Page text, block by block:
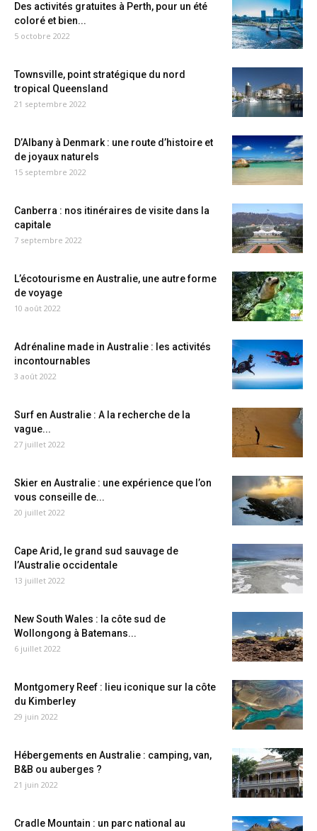
Des activités gratuites à Perth, pour un été
coloré et bien...
5 octobre 2022
Townsville, point stratégique du nord
tropical Queensland
21 septembre 2022
D’Albany à Denmark : une route d’histoire et
de joyaux naturels
15 septembre 2022
Canberra : nos itinéraires de visite dans la
capitale
7 septembre 2022
L’écotourisme en Australie, une autre forme
de voyage
10 août 2022
Adrénaline made in Australie : les activités
incontournables
3 août 2022
Surf en Australie : A la recherche de la
vague...
27 juillet 2022
Skier en Australie : une expérience que l’on
vous conseille de...
20 juillet 2022
Cape Arid, le grand sud sauvage de
l’Australie occidentale
13 juillet 2022
New South Wales : la côte sud de
Wollongong à Batemans...
6 juillet 2022
Montgomery Reef : lieu iconique sur la côte
du Kimberley
29 juin 2022
Hébergements en Australie : camping, van,
B&B ou auberges ?
21 juin 2022
Cradle Mountain : un parc national au